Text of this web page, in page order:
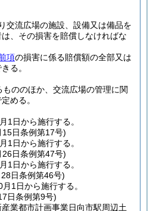
交流広場の施設、設備又は備品を
、その損害を賠償しなければな
項の損害に係る賠償額の全部又は
る。
もののほか、交流広場の管理に関
める。
1日から施行する。
15日条例第17号)
1日から施行する。
26日条例第47号)
1日から施行する。
日条例第46号)
1日から施行する。
日条例第9号)
業都市計画事業日向市駅周辺土